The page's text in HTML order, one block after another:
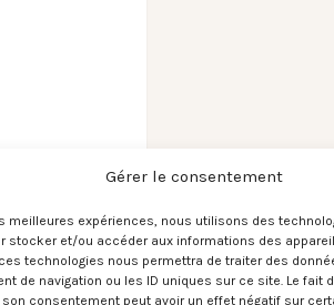
Gérer le consentement
meilleures expériences, nous utilisons des
stocker et/ou accéder aux informations des
technologies nous permettra de traiter des
de navigation ou les ID uniques sur ce site. Le fait
son consentement peut avoir un effet négatif sur
Le meilleur des
au Zénith →